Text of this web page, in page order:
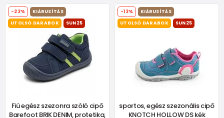
-23%
KIÁRUSÍTÁS
UTOLSÓ DARABOK
SUN25
Fiú egész szezonra szóló cipő
Barefoot BRIK DENIM, protetika,
-13%
KIÁRUSÍTÁS
UTOLSÓ DARABOK
SUN25
sportos, egész szezonális cipő
KNOTCH HOLLOW DS kék